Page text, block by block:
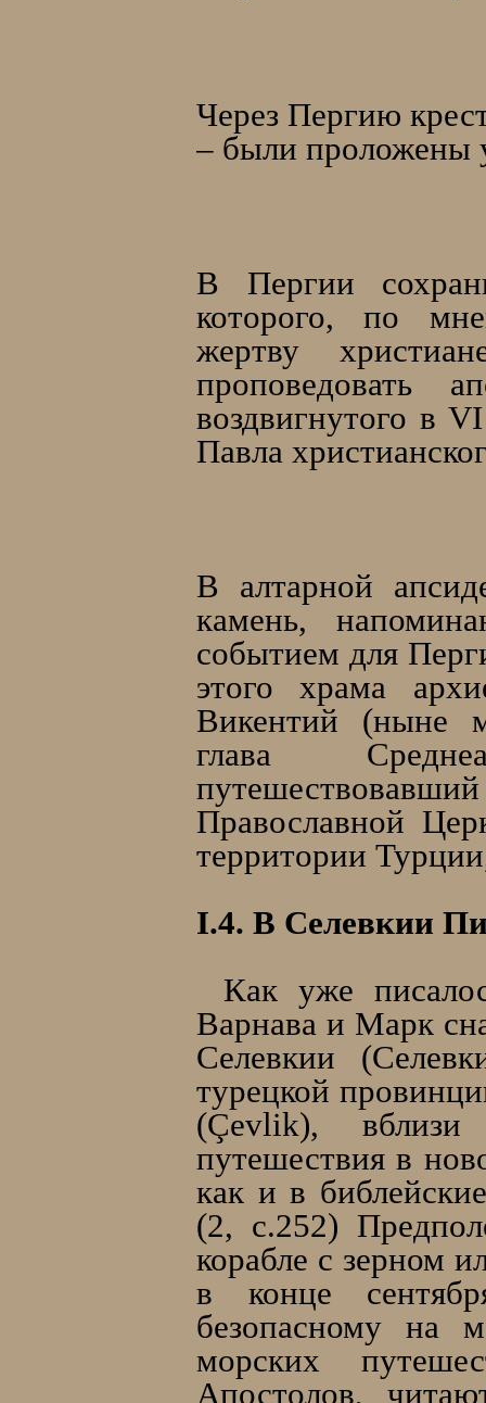
Через Пергию
– были проложены
В Пергии
которого, по
жертву
проповедовать
воздвигнутого в
Павла
В алтарной
камень,
событием для
этого храма
Викентий (ныне
глава
Православной
территории
I.4. В Селевкии
Как уже
Варнава и Марк
Селевкии
турецкой
(Çevlik), вблизи
путешествия в
как и в
(2, с.252)
корабле с зерном
в конце
безопасному на
морских
Апостолов,